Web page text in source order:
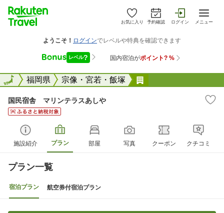
お気に入り 予約確認 ログイン メニュー
全国福岡県 宗像・宮若・飯塚
全国
国民宿舎 マリンテラスあしや
施設紹介 プラン 部屋 写真 クーポン クチコミ
プラン一覧
宿泊プラン 航空券付宿泊プラン